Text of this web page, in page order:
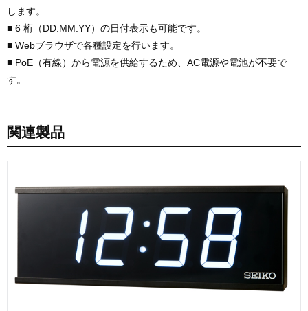
します。
■ 6 桁（DD.MM.YY）の日付表示も可能です。
■ Webブラウザで各種設定を行います。
■ PoE（有線）から電源を供給するため、AC電源や電池が不要で
す。
関連製品